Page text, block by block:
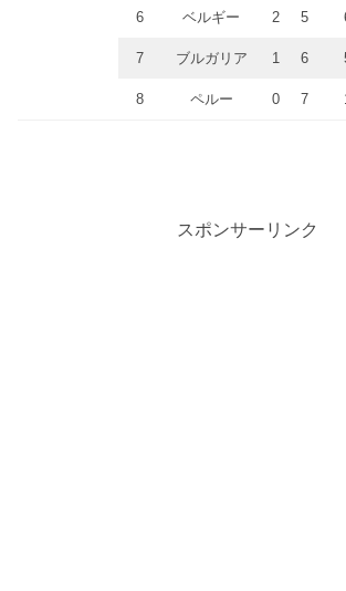
6 ベルギー 2 5
7 ブルガリア 1 6
8 ペルー 0 7
スポンサーリンク